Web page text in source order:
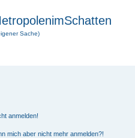
Sache)
anmelden!
mich aber nicht mehr anmelden?!